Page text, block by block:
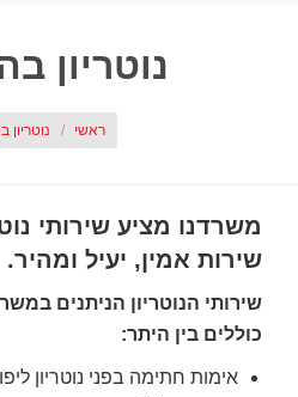
נוטריון
ראשי נוטריון
משרדנו מציע שירותי
שירות אמין, יעיל ומהיר.
שירותי הנוטריון הניתנים
כוללים בין היתר:
אימות חתימה בפני נוטריון